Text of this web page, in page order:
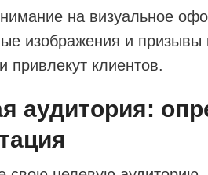
на визуальное
изображения и
привлекут клиентов.
аудитория: